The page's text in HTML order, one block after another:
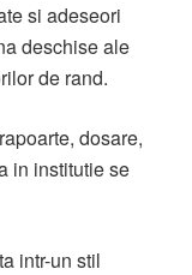
si adeseori
deschise ale
de rand.
dosare,
in institutie se
intr-un stil